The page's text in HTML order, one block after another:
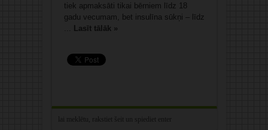
tiek apmaksāti tikai bērniem līdz 18
gadu vecumam, bet insulīna sūkņi – līdz
... Lasīt tālāk »